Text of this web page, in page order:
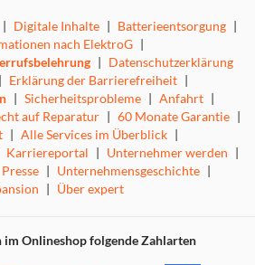
| Digitale Inhalte | Batterieentsorgung |
nach ElektroG |
| Datenschutzerklärung
| Erklärung der Barrierefreiheit |
| Sicherheitsprobleme | Anfahrt |
auf Reparatur | 60 Monate Garantie |
| Alle Services im Überblick |
Karriereportal | Unternehmer werden |
Presse | Unternehmensgeschichte |
| Über expert
Onlineshop folgende Zahlarten